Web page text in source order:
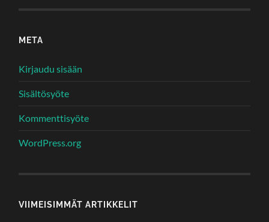
META
Kirjaudu sisään
Sisältösyöte
Kommenttisyöte
WordPress.org
VIIMEISIMMÄT ARTIKKELIT